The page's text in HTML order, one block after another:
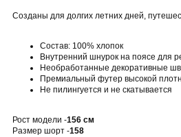
Созданы для долгих летних дней,
Состав: 100% хлопок
Внутренний шнурок на поясе для
Необработанные декоративные
Премиальный футер высокой
Не пилингуется и не скатывается
Рост модели -156 см
Размер шорт -158